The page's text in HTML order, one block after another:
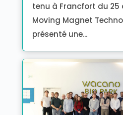
tenu à Francfort du 25
Moving Magnet
présenté une...